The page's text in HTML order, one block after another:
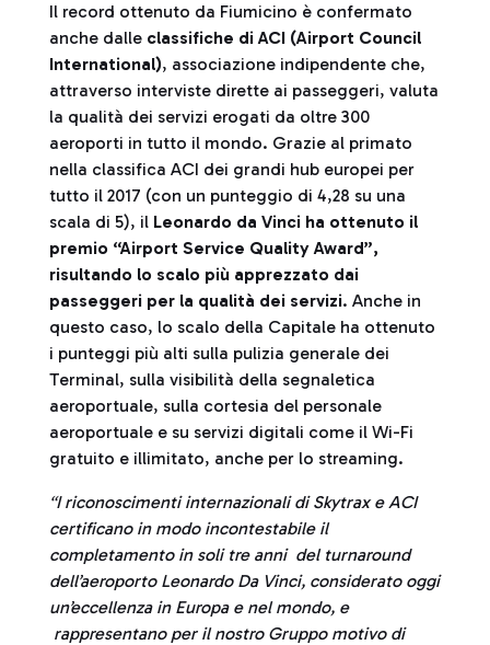
Il record ottenuto da Fiumicino è confermato
anche dalle classifiche di ACI (Airport Council
International), associazione indipendente che,
attraverso interviste dirette ai passeggeri, valuta
la qualità dei servizi erogati da oltre 300
aeroporti in tutto il mondo. Grazie al primato
nella classifica ACI dei grandi hub europei per
tutto il 2017 (con un punteggio di 4,28 su una
scala di 5), il Leonardo da Vinci ha ottenuto il
premio “Airport Service Quality Award”,
risultando lo scalo più apprezzato dai
passeggeri per la qualità dei servizi. Anche in
questo caso, lo scalo della Capitale ha ottenuto
i punteggi più alti sulla pulizia generale dei
Terminal, sulla visibilità della segnaletica
aeroportuale, sulla cortesia del personale
aeroportuale e su servizi digitali come il Wi-Fi
gratuito e illimitato, anche per lo streaming.
“I riconoscimenti internazionali di Skytrax e ACI
certificano in modo incontestabile il
completamento in soli tre anni del turnaround
dell’aeroporto Leonardo Da Vinci, considerato oggi
un’eccellenza in Europa e nel mondo, e
rappresentano per il nostro Gruppo motivo di